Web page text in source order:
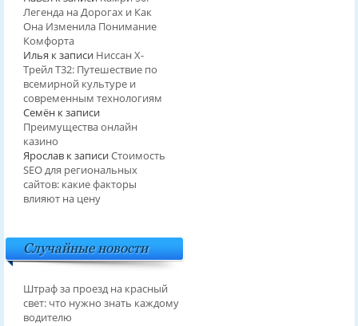
Легенда на Дорогах и Как
Она Изменила Понимание
Комфорта
Илья к записи Ниссан Х-
Трейл T32: Путешествие по
всемирной культуре и
современным технологиям
Семёнк записи
Преимущества онлайн
казино
Ярославк записиСтоимость
SEO для региональных
сайтов: какие факторы
влияют на цену
Случайные новости
Штраф за проезд на красный
свет: что нужно знать каждому
водителю